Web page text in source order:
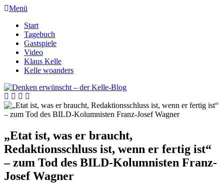
Menü
Start
Tagebuch
Gastspiele
Video
Klaus Kelle
Kelle woanders
„Etat ist, was er braucht,
Redaktionsschluss ist, wenn er fertig ist“
– zum Tod des BILD-Kolumnisten Franz-
Josef Wagner